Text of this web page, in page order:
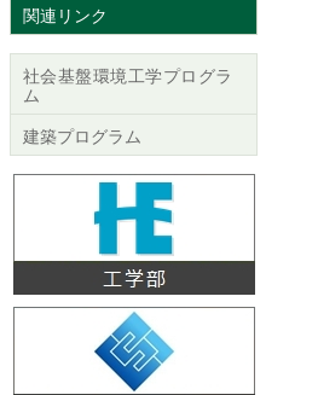
関連リンク
社会基盤環境工学プログラ
ム
建築プログラム